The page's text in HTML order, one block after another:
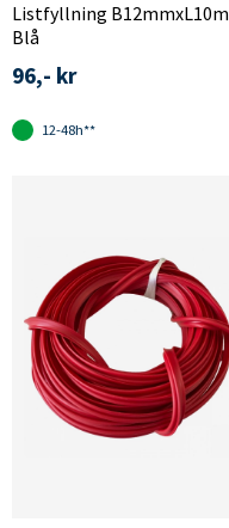
Listfyllning B12mmxL10m
Blå
96,- kr
12-48h**